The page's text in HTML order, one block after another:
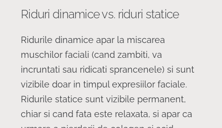
Riduri dinamice vs. riduri statice
Ridurile dinamice apar la miscarea
muschilor faciali (cand zambiti, va
incruntati sau ridicati sprancenele) si sunt
vizibile doar in timpul expresiilor faciale.
Ridurile statice sunt vizibile permanent,
chiar si cand fata este relaxata, si apar ca